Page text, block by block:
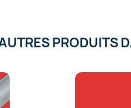
PRODUITS